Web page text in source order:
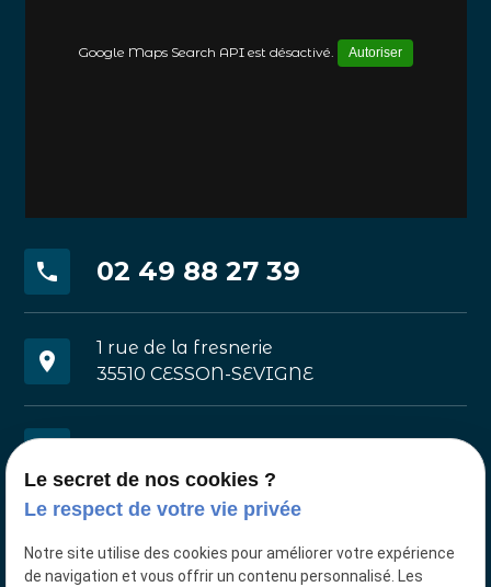
Google Maps Search API est désactivé. Autoriser
phone 02 49 88 27 39
place
1 rue de la fresnerie
35510 CESSON-SEVIGNE
Le secret de nos cookies ?
Le respect de votre vie privée
Notre site utilise des cookies pour améliorer votre expérience
de navigation et vous offrir un contenu personnalisé. Les